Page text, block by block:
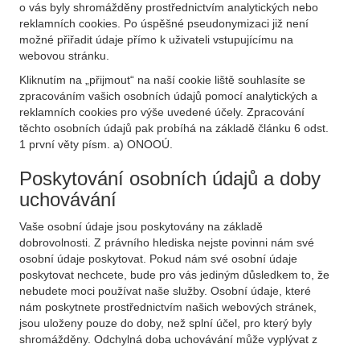
o vás byly shromážděny prostřednictvím analytických nebo
reklamních cookies. Po úspěšné pseudonymizaci již není
možné přiřadit údaje přímo k uživateli vstupujícímu na
webovou stránku.
Kliknutím na „přijmout“ na naší cookie liště souhlasíte se
zpracováním vašich osobních údajů pomocí analytických a
reklamních cookies pro výše uvedené účely. Zpracování
těchto osobních údajů pak probíhá na základě článku 6 odst.
1 první věty písm. a) ONOOÚ.
Poskytování osobních údajů a doby
uchovávání
Vaše osobní údaje jsou poskytovány na základě
dobrovolnosti. Z právního hlediska nejste povinni nám své
osobní údaje poskytovat. Pokud nám své osobní údaje
poskytovat nechcete, bude pro vás jediným důsledkem to, že
nebudete moci používat naše služby. Osobní údaje, které
nám poskytnete prostřednictvím našich webových stránek,
jsou uloženy pouze do doby, než splní účel, pro který byly
shromážděny. Odchylná doba uchovávání může vyplývat z